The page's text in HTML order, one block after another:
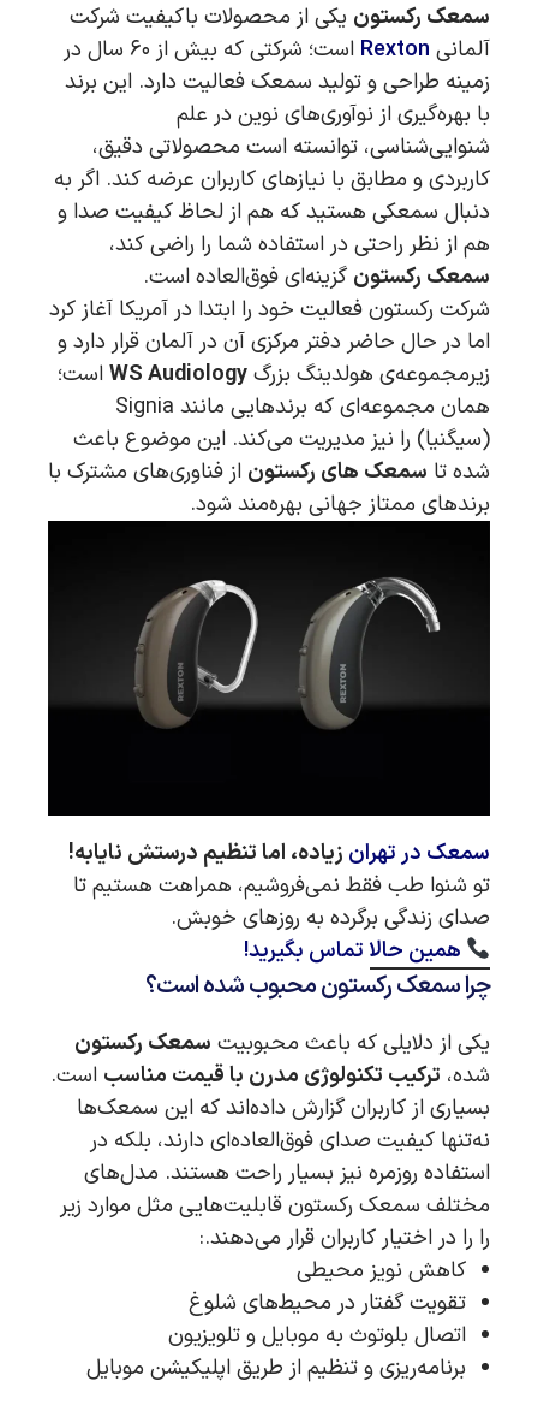
سمعک رکستون یکی از محصولات باکیفیت شرکت
آلمانی Rexton
است؛ شرکتی که بیش از ۶۰ سال در
زمینه طراحی و تولید سمعک فعالیت دارد. این برند
با بهره‌گیری از نوآوری‌های نوین در علم
شنوایی‌شناسی، توانسته است محصولاتی دقیق،
کاربردی و مطابق با نیازهای کاربران عرضه کند. اگر به
دنبال سمعکی هستید که هم از لحاظ کیفیت صدا و
هم از نظر راحتی در استفاده شما را راضی کند،
سمعک رکستون گزینه‌ای فوق‌العاده است.
شرکت رکستون فعالیت خود را ابتدا در آمریکا آغاز کرد
اما در حال حاضر دفتر مرکزی آن در آلمان قرار دارد و
زیرمجموعه‌ی هولدینگ بزرگWS Audiologyاست؛
همان مجموعه‌ای که برندهایی مانند Signia
(سیگنیا) را نیز مدیریت می‌کند. این موضوع باعث
شده تا سمعک های رکستون از فناوری‌های مشترک با
برندهای ممتاز جهانی بهره‌مند شود.
سمعک در تهران زیاده، اما تنظیم درستش نایابه!
تو شنوا طب فقط نمی‌فروشیم، همراهت هستیم تا
صدای زندگی برگرده به روزهای خوبش.
همین حالا تماس بگیرید!
چرا سمعک رکستون محبوب شده است؟
یکی از دلایلی که باعث محبوبیت سمعک رکستون
شده، ترکیب تکنولوژی مدرن با قیمت مناسب است.
بسیاری از کاربران گزارش داده‌اند که این سمعک‌ها
نه‌تنها کیفیت صدای فوق‌العاده‌ای دارند، بلکه در
استفاده روزمره نیز بسیار راحت هستند. مدل‌های
مختلف سمعک رکستون قابلیت‌هایی مثل موارد زیر
را را در اختیار کاربران قرار می‌دهند.:
کاهش نویز محیطی
تقویت گفتار در محیط‌های شلوغ
اتصال بلوتوث به موبایل و تلویزیون
برنامه‌ریزی و تنظیم از طریق اپلیکیشن موبایل